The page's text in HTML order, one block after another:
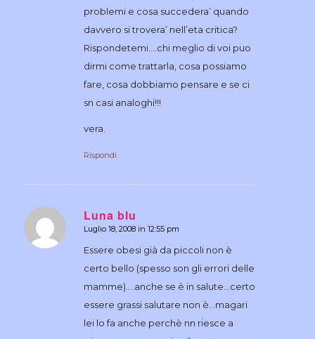
problemi e cosa succedera’ quando
davvero si trovera’ nell’eta critica?
Rispondetemi….chi meglio di voi puo
dirmi come trattarla, cosa possiamo
fare, cosa dobbiamo pensare e se ci
sn casi analoghi!!!
vera.
Rispondi
Luna blu
dice:
Luglio 18, 2008 in 12:55 pm
Essere obesi già da piccoli non è
certo bello (spesso son gli errori delle
mamme)….anche se è in salute…certo
essere grassi salutare non è…magari
lei lo fa anche perchè nn riesce a